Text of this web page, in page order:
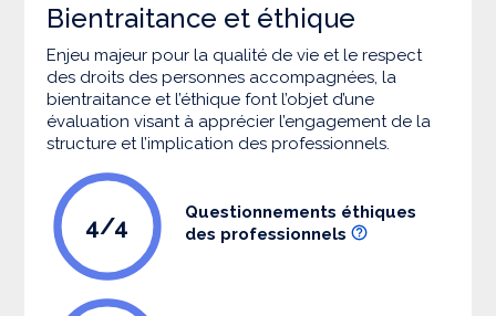
Bientraitance et éthique
Enjeu majeur pour la qualité de vie et le respect
des droits des personnes accompagnées, la
bientraitance et l’éthique font l’objet d’une
évaluation visant à apprécier l’engagement de la
structure et l’implication des professionnels.
4/4
Questionnements éthiques
des professionnels